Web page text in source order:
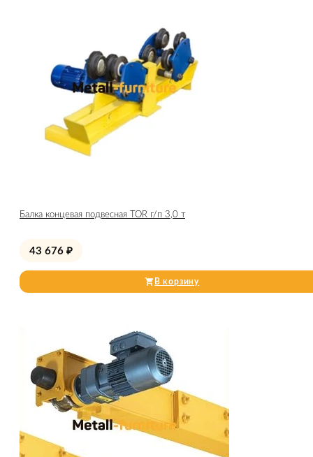
Балка концевая подвесная TOR г/п 3,0 т
43 676 ₽
В корзину